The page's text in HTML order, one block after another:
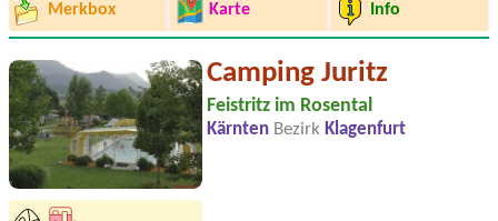
Merkbox Karte Info
Camping Juritz
Feistritz im Rosental
Kärnten Bezirk Klagenfurt